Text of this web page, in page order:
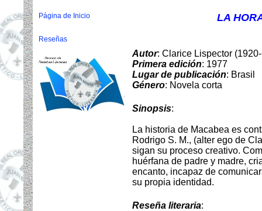
Página de Inicio
Reseñas
LA
Autor: Clarice Lispector
Primera edición: 1977
Lugar de publicación: Brasil
Género: Novela corta
Sinopsis:
La historia de Macabea es
Rodrigo S. M., (alter ego de
sigan su proceso creativo.
huérfana de padre y madre,
encanto, incapaz de
su propia identidad.
Reseña literaria: